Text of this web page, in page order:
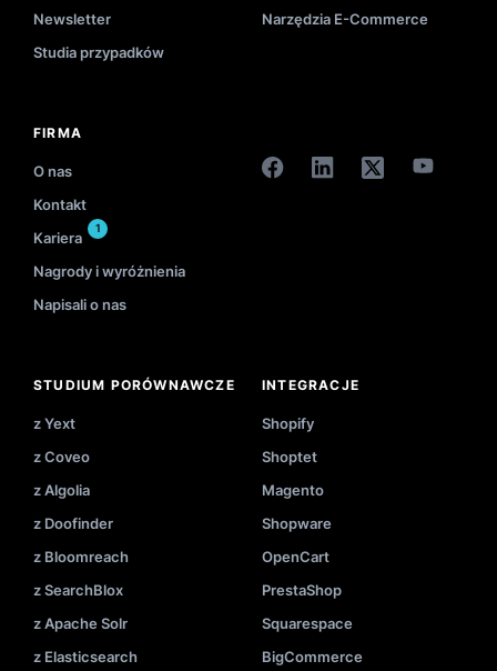
Newsletter
Narzędzia E-Commerce
Studia przypadków
FIRMA
O nas
Kontakt
Kariera
1
Nagrody i wyróżnienia
Napisali o nas
STUDIUM PORÓWNAWCZE
z Yext
z Coveo
z Algolia
z Doofinder
z Bloomreach
z SearchBlox
z Apache Solr
z Elasticsearch
INTEGRACJE
Shopify
Shoptet
Magento
Shopware
OpenCart
PrestaShop
Squarespace
BigCommerce